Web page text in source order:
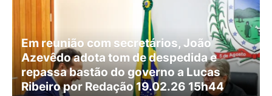
Em reunião com secretários, João
Azevêdo adota tom de despedida e
repassa bastão do governo a Lucas
Ribeiro por Redação 19.02.26 15h44